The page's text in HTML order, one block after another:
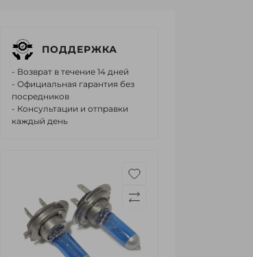
ПОДДЕРЖКА
- Возврат в течение 14 дней
- Официальная гарантия без
посредников
- Консультации и отправки
каждый день